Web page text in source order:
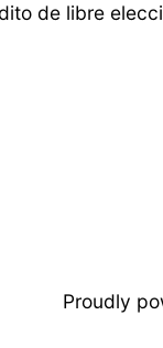
de libre
Proudly